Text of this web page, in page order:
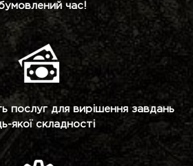
час!
послуг для вирішення завдань
якої складності